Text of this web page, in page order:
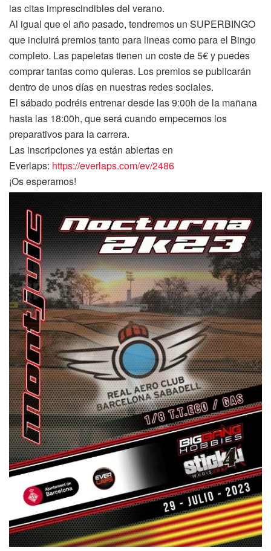
las citas imprescindibles del verano.
Al igual que el año pasado, tendremos un SUPERBINGO
que incluirá premios tanto para lineas como para el Bingo
completo. Las papeletas tienen un coste de 5€ y puedes
comprar tantas como quieras. Los premios se publicarán
dentro de unos días en nuestras redes sociales.
El sábado podréis entrenar desde las 9:00h de la mañana
hasta las 18:00h, que será cuando empecemos los
preparativos para la carrera.
Las inscripciones ya están abiertas en
Everlaps: https://everlaps.com/ev/2486
¡Os esperamos!